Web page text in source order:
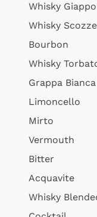
Whisky
Whisky
Bourbon
Whisky
Grappa Bianca
Limoncello
Mirto
Vermouth
Bitter
Acquavite
Whisky